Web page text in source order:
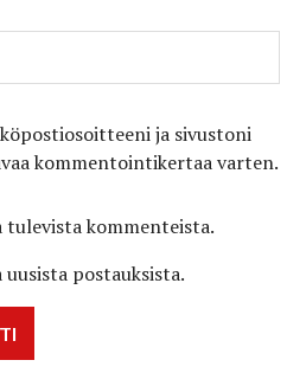
ja sivustoni
kommentointikertaa varten.
kommenteista.
postauksista.